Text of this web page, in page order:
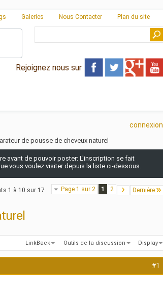
Galeries Nous Contacter Plan du site
Rejoignez nous sur
connexion
de pousse de cheveux naturel
avant de pouvoir poster: L'inscription se fait
vous voulez visiter depuis la liste ci-dessous.
Page 1 sur 2 1 2 Dernière
1 à 10 sur 17
LinkBack Outils de la discussion Display
#1